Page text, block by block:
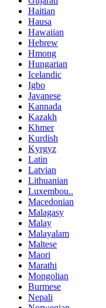
Haitian
Hausa
Hawaiian
Hebrew
Hmong
Hungarian
Icelandic
Igbo
Javanese
Kannada
Kazakh
Khmer
Kurdish
Kyrgyz
Latin
Latvian
Lithuanian
Luxembou..
Macedonian
Malagasy
Malay
Malayalam
Maltese
Maori
Marathi
Mongolian
Burmese
Nepali